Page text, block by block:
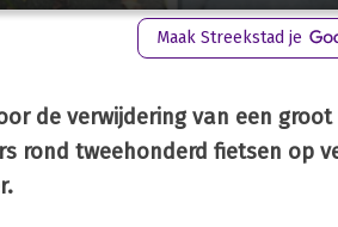
Maak Streekstad je
de verwijdering van een
rond tweehonderd fietsen op